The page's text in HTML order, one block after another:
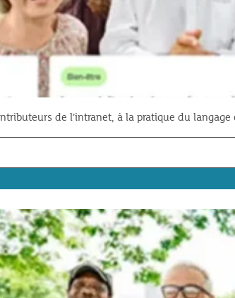
de l’intranet, à la pratique du langage